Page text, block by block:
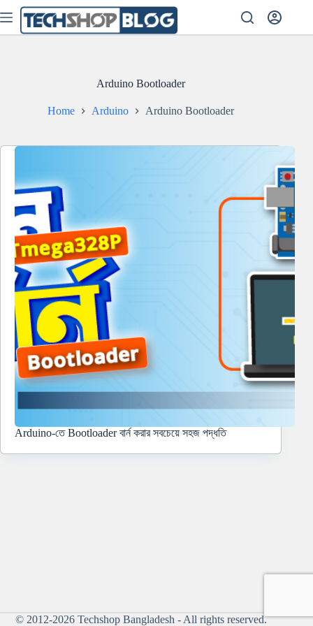
to
content
Arduino Bootloader
Home Arduino Arduino Bootloader
Arduino-তে Bootloader বার্ন করার সবচেয়ে সহজ পদ্ধতি
© 2012-2026 Techshop Bangladesh - All rights reserved.